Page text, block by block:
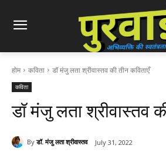
होम कविता डॉ मंजु लता श्रीवास्तव की तीन कविताएँ
कविता
डॉ मंजु लता श्रीवास्तव
By डॉ. मंजु लता श्रीवास्तव July 31, 2022